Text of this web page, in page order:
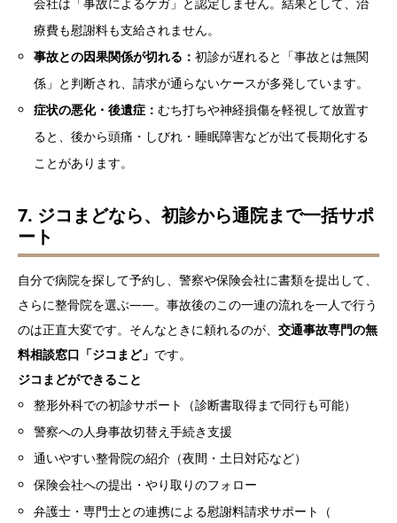
療費も慰謝料も支給されません。
事故との因果関係が切れる：初診が遅れると「事故とは無関
係」と判断され、請求が通らないケースが多発しています。
症状の悪化・後遺症：むち打ちや神経損傷を軽視して放置す
ると、後から頭痛・しびれ・睡眠障害などが出て長期化する
ことがあります。
7. ジコまどなら、初診から通院まで一括サポ
ート
自分で病院を探して予約し、警察や保険会社に書類を提出して、
さらに整骨院を選ぶ――。事故後のこの一連の流れを一人で行う
のは正直大変です。そんなときに頼れるのが、 交通事故専門の無
料相談窓口「ジコまど」 です。
ジコまどができること
整形外科での初診サポート（診断書取得まで同行も可能）
警察への人身事故切替え手続き支援
通いやすい整骨院の紹介（夜間・土日対応など）
保険会社への提出・やり取りのフォロー
弁護士・専門士との連携による慰謝料請求サポート（